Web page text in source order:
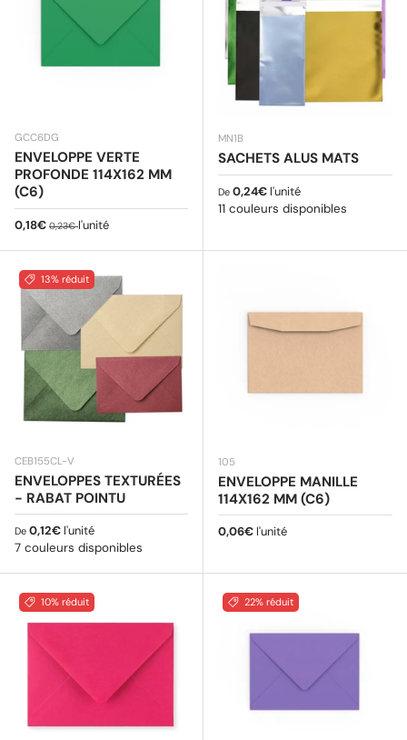
GCC6DG
ENVELOPPE VERTE
PROFONDE 114X162 MM
(C6)
Prix soldé
0,18€ Prix habituel
0,23€l'unité
MN1B
SACHETS ALUS MATS
Prix habituel
De 0,24€ l'unité
11 couleurs disponibles
13% réduit
CEB155CL-V
ENVELOPPES TEXTURÉES
- RABAT POINTU
Prix habituel
De 0,12€ l'unité
7 couleurs disponibles
105
ENVELOPPE MANILLE
114X162 MM (C6)
Prix habituel
0,06€ l'unité
10% réduit 22% réduit